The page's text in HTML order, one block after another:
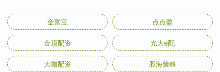
金富宝 点点盈
金顶配资 光大e配
大咖配资 股海策略